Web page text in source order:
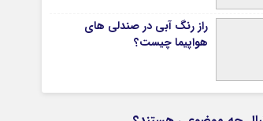
راز رنگ آبی در صندلی های
هواپیما چیست؟